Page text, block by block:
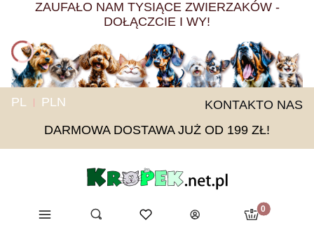
ZAUFAŁO NAM TYSIĄCE ZWIERZAKÓW -
DOŁĄCZCIE I WY!
PL PLN KONTAKTO NAS
DARMOWA DOSTAWA JUŻ OD 199 ZŁ!
Menu Otwórz wyszukiwarkę
Szukaj Ulubione
Zaloguj się
Produkty w
Koszyk